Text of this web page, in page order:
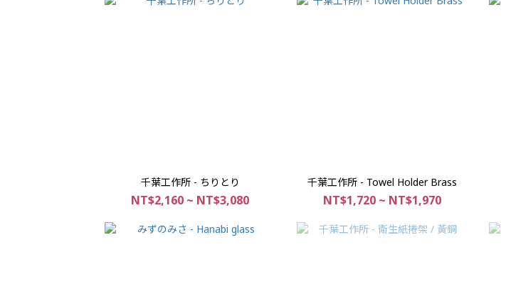
千葉工作所 - ちりとり
NT$2,160 ~ NT$3,080
千葉工作所 - Towel Holder Brass
NT$1,720 ~ NT$1,970